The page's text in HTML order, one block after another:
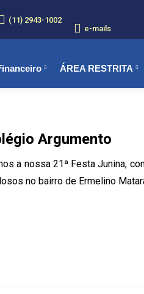
(11) 2943-1002
e-mails
ÁREA RESTRITA
Argumento
a nossa 21ª Festa Junina,
no bairro de Ermelino